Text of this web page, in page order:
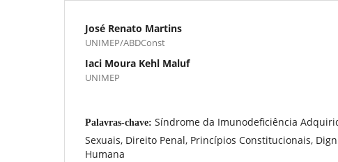
José Renato Martins
UNIMEP/ABDConst
Iaci Moura Kehl Maluf
UNIMEP
Palavras-chave: Síndrome da Imunodeficiência
Sexuais, Direito Penal, Princípios Constitucionais,
Humana